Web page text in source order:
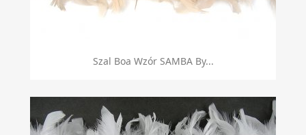
Szal Boa Wzór SAMBA By...